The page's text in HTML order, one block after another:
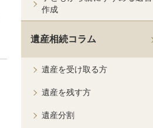
作成
遺産相続コラム
遺産を受け取る方
遺産を残す方
遺産分割